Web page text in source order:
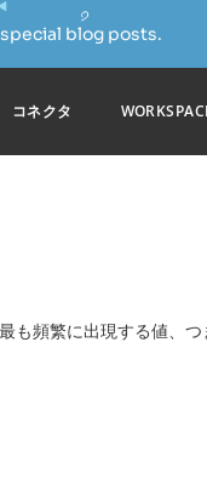
blog posts.
コネクタ
も頻繁に出現する値、